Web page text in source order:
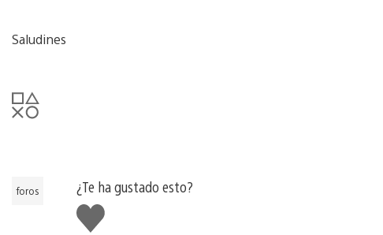
Saludines
foros
¿Te ha gustado esto?
Me
gusta